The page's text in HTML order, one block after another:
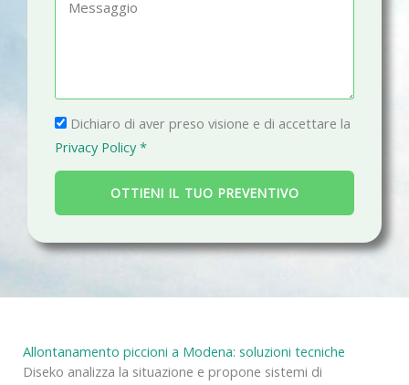
a
g
g
i
P
r
i
a
c
Dichiaro di aver preso visione e di accettare la
Privacy Policy *
OTTIENI IL TUO PREVENTIVO
Allontanamento piccioni a Modena: soluzioni tecniche
Diseko analizza la situazione e propone sistemi di